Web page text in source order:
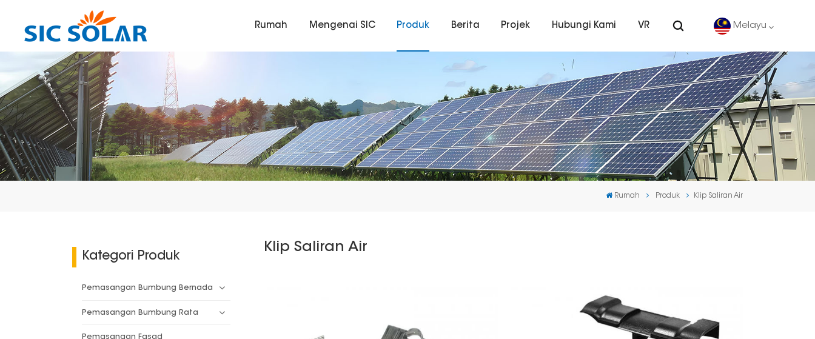
Rumah Mengenai SIC Produk Berita Projek Hubungi Kami VR Melayu
English
Deutsch
español
português
Rumah Produk Klip Saliran Air
Kategori Produk
Pemasangan Bumbung Bernada
Pemasangan Bumbung Rata
Pemasangan Fasad
Klip Saliran Air